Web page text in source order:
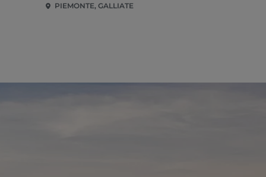
PIEMONTE, GALLIATE